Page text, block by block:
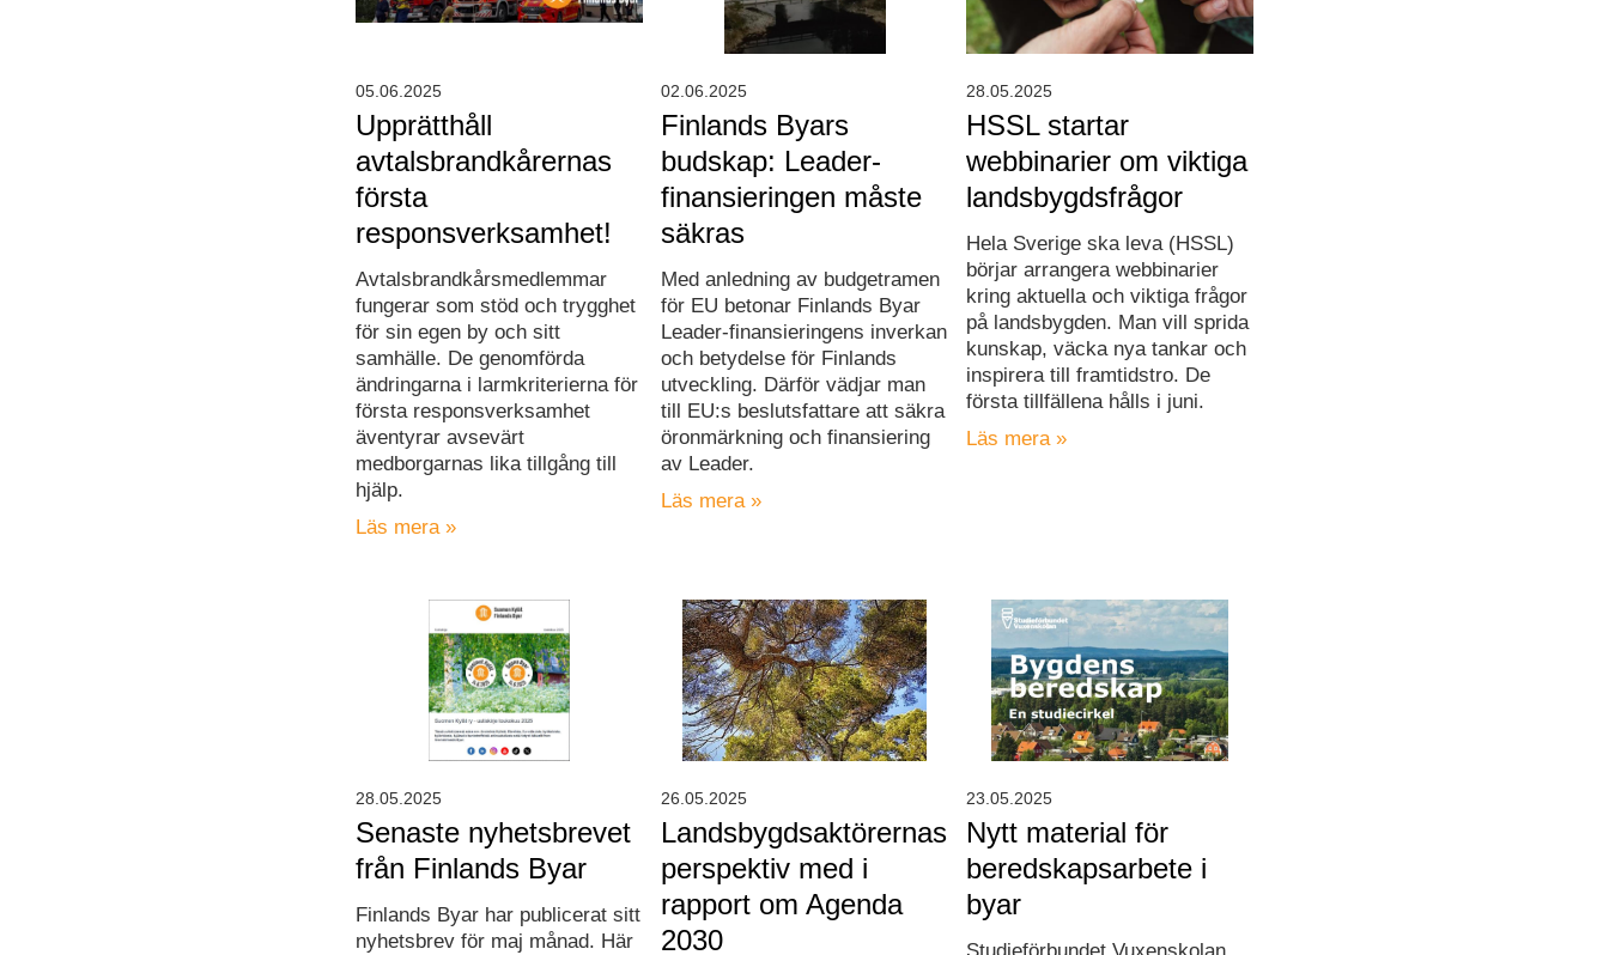
Upprätthåll
avtalsbrandkårernas
första
responsverksamhet!
Avtalsbrandkårsmedlemmar
fungerar som stöd och trygghet
för sin egen by och sitt
samhälle. De genomförda
ändringarna i larmkriterierna för
första responsverksamhet
äventyrar avsevärt
medborgarnas lika tillgång till
hjälp.
Läs mera »
05.06.2025
Finlands Byars
budskap: Leader-
finansieringen måste
säkras
Med anledning av budgetramen
för EU betonar Finlands Byar
Leader-finansieringens inverkan
och betydelse för Finlands
utveckling. Därför vädjar man
till EU:s beslutsfattare att säkra
öronmärkning och finansiering
av Leader.
Läs mera »
02.06.2025
HSSL startar
webbinarier om viktiga
landsbygdsfrågor
Hela Sverige ska leva (HSSL)
börjar arrangera webbinarier
kring aktuella och viktiga frågor
på landsbygden. Man vill sprida
kunskap, väcka nya tankar och
inspirera till framtidstro. De
första tillfällena hålls i juni.
Läs mera »
28.05.2025
Senaste nyhetsbrevet
från Finlands Byar
Finlands Byar har publicerat sitt
nyhetsbrev för maj månad. Här
28.05.2025
Landsbygdsaktörernas
perspektiv med i
rapport om Agenda
2030
26.05.2025
Nytt material för
beredskapsarbete i
byar
23.05.2025